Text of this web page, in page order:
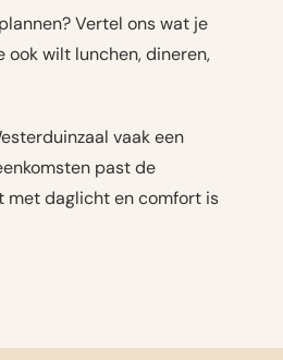
Vertel ons wat je
ook wilt lunchen, dineren,
vaak een
past de
met daglicht en comfort is